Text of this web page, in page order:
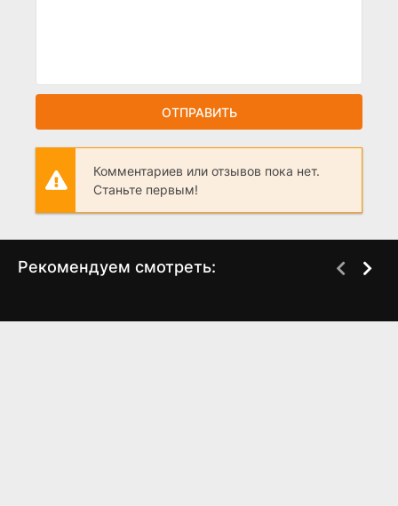
ОТПРАВИТЬ
Комментариев или отзывов пока нет.
Станьте первым!
Рекомендуем смотреть: